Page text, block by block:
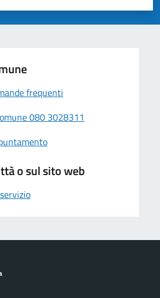
stelle su 5
su 5
5
frequenti
080 3028311
o sul sito web